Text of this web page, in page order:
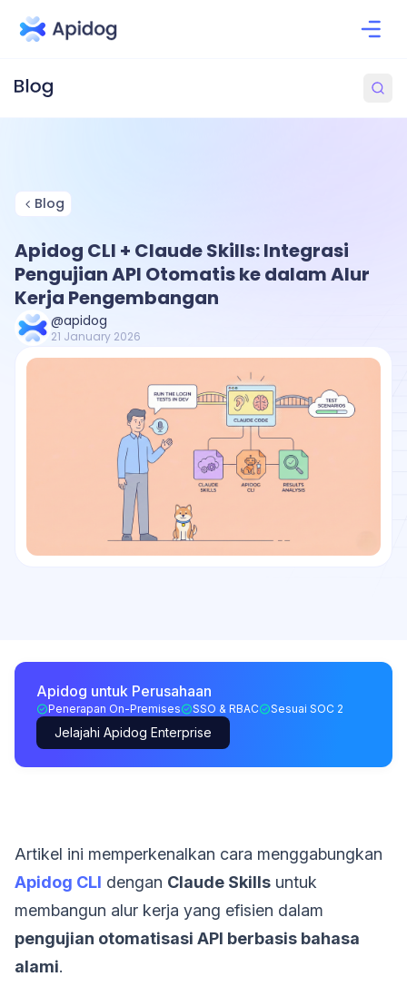
Blog
Apidog CLI + Claude Skills: Integrasi
Pengujian API Otomatis ke dalam Alur
Kerja Pengembangan
@apidog
21 January 2026
Apidog untuk Perusahaan
Penerapan On-Premises SSO & RBAC Sesuai SOC 2
Jelajahi Apidog Enterprise
Artikel ini memperkenalkan cara menggabungkan
Apidog CLI dengan Claude Skills untuk
membangun alur kerja yang efisien dalam
pengujian otomatisasi API berbasis bahasa
alami.